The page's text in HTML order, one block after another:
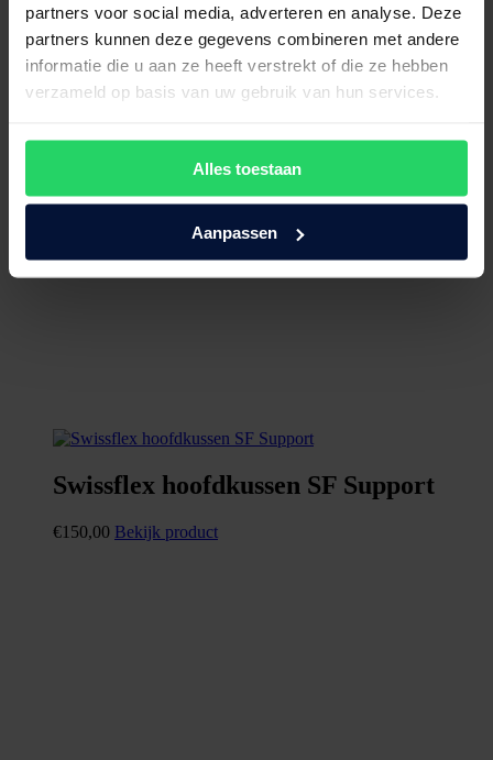
partners voor social media, adverteren en analyse. Deze
partners kunnen deze gegevens combineren met andere
informatie die u aan ze heeft verstrekt of die ze hebben
verzameld op basis van uw gebruik van hun services.
Alles toestaan
Aanpassen
Swissflex hoofdkussen SF Support
€150,00 Bekijk product